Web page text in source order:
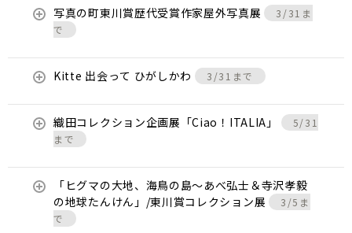
写真の町東川賞歴代受賞作家屋外写真展
3/31ま
で
Kitte 出会って ひがしかわ 3/31まで
織田コレクション企画展「Ciao！ITALIA」
5/31
まで
「ヒグマの大地、海鳥の島～あべ弘士＆寺沢孝毅
の地球たんけん」/東川賞コレクション展
3/5ま
で